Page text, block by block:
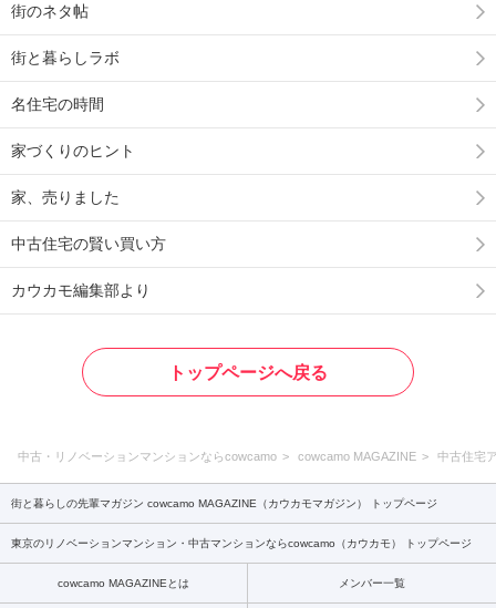
街のネタ帖
街と暮らしラボ
名住宅の時間
家づくりのヒント
家、売りました
中古住宅の賢い買い方
カウカモ編集部より
トップページへ戻る
中古・リノベーションマンションならcowcamo cowcamo MAGAZINE 中古住宅
街と暮らしの先輩マガジン cowcamo MAGAZINE（カウカモマガジン） トップページ
東京のリノベーションマンション・中古マンションならcowcamo（カウカモ） トップページ
cowcamo MAGAZINEとは メンバー一覧